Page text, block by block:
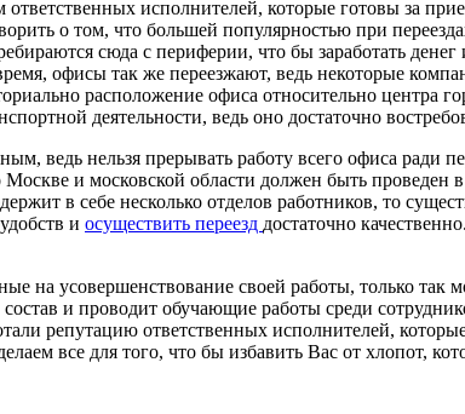
исполнителей, которые готовы за
о том, что большей популярностью при
сюда с периферии, что бы заработать
офисы так же переезжают, ведь некоторые
расположение офиса относительно центра
деятельности, ведь оно достаточно
ведь нельзя прерывать работу всего офиса ради
и московской области должен быть проведен
в себе несколько отделов работников, то
и осуществить переезд достаточно
на усовершенствование своей работы, только так
и проводит обучающие работы среди
репутацию ответственных исполнителей,
все для того, что бы избавить Вас от хлопот,